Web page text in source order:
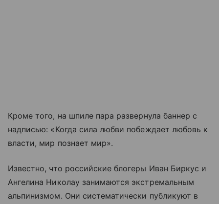
Кроме того, на шпиле пара развернула баннер с
надписью: «Когда сила любви побеждает любовь к
власти, мир познает мир».
Известно, что российские блогеры Иван Биркус и
Ангелина Николау занимаются экстремальным
альпинизмом. Они систематически публикуют в